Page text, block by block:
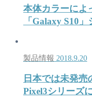
本体カラーによ
「Galaxy S10
製品情報 2018.9.20
日本では未発売
Pixel3シリーズ